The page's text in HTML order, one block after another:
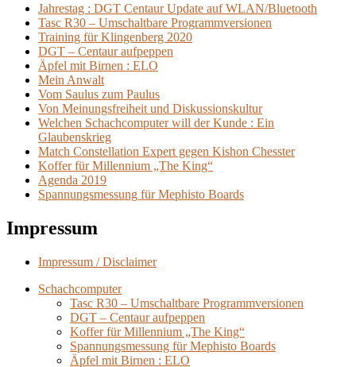
Jahrestag : DGT Centaur Update auf WLAN/Bluetooth
Tasc R30 – Umschaltbare Programmversionen
Training für Klingenberg 2020
DGT – Centaur aufpeppen
Äpfel mit Birnen : ELO
Mein Anwalt
Vom Saulus zum Paulus
Von Meinungsfreiheit und Diskussionskultur
Welchen Schachcomputer will der Kunde : Ein
Glaubenskrieg
Match Constellation Expert gegen Kishon Chesster
Koffer für Millennium „The King“
Agenda 2019
Spannungsmessung für Mephisto Boards
Impressum
Impressum / Disclaimer
Schachcomputer
Tasc R30 – Umschaltbare Programmversionen
DGT – Centaur aufpeppen
Koffer für Millennium „The King“
Spannungsmessung für Mephisto Boards
Äpfel mit Birnen : ELO